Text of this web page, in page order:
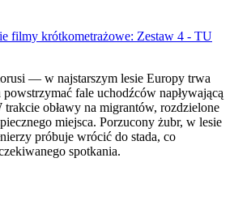
filmy krótkometrażowe: Zestaw 4 - TU
— w najstarszym lesie Europy trwa
fale uchodźców napływającą
obławy na migrantów, rozdzielone
miejsca. Porzucony żubr, w lesie
próbuje wrócić do stada, co
spotkania.